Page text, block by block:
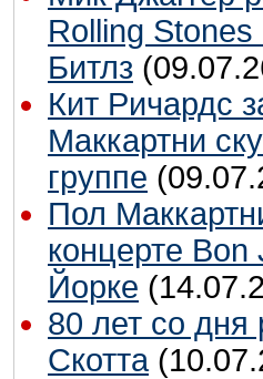
Rolling Stones
Битлз
Кит Ричардс
Маккартни
группе
Пол
концерте
Йорке
80 лет со
Скотта